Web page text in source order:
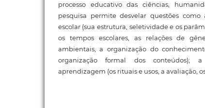
processo educativo das ciências,
pesquisa permite desvelar questões como
escolar (sua estrutura, seletividade e os
os tempos escolares, as relações de
ambientais, a organização do
organização formal dos conteúdos);
aprendizagem (os rituais e usos, a avaliação,